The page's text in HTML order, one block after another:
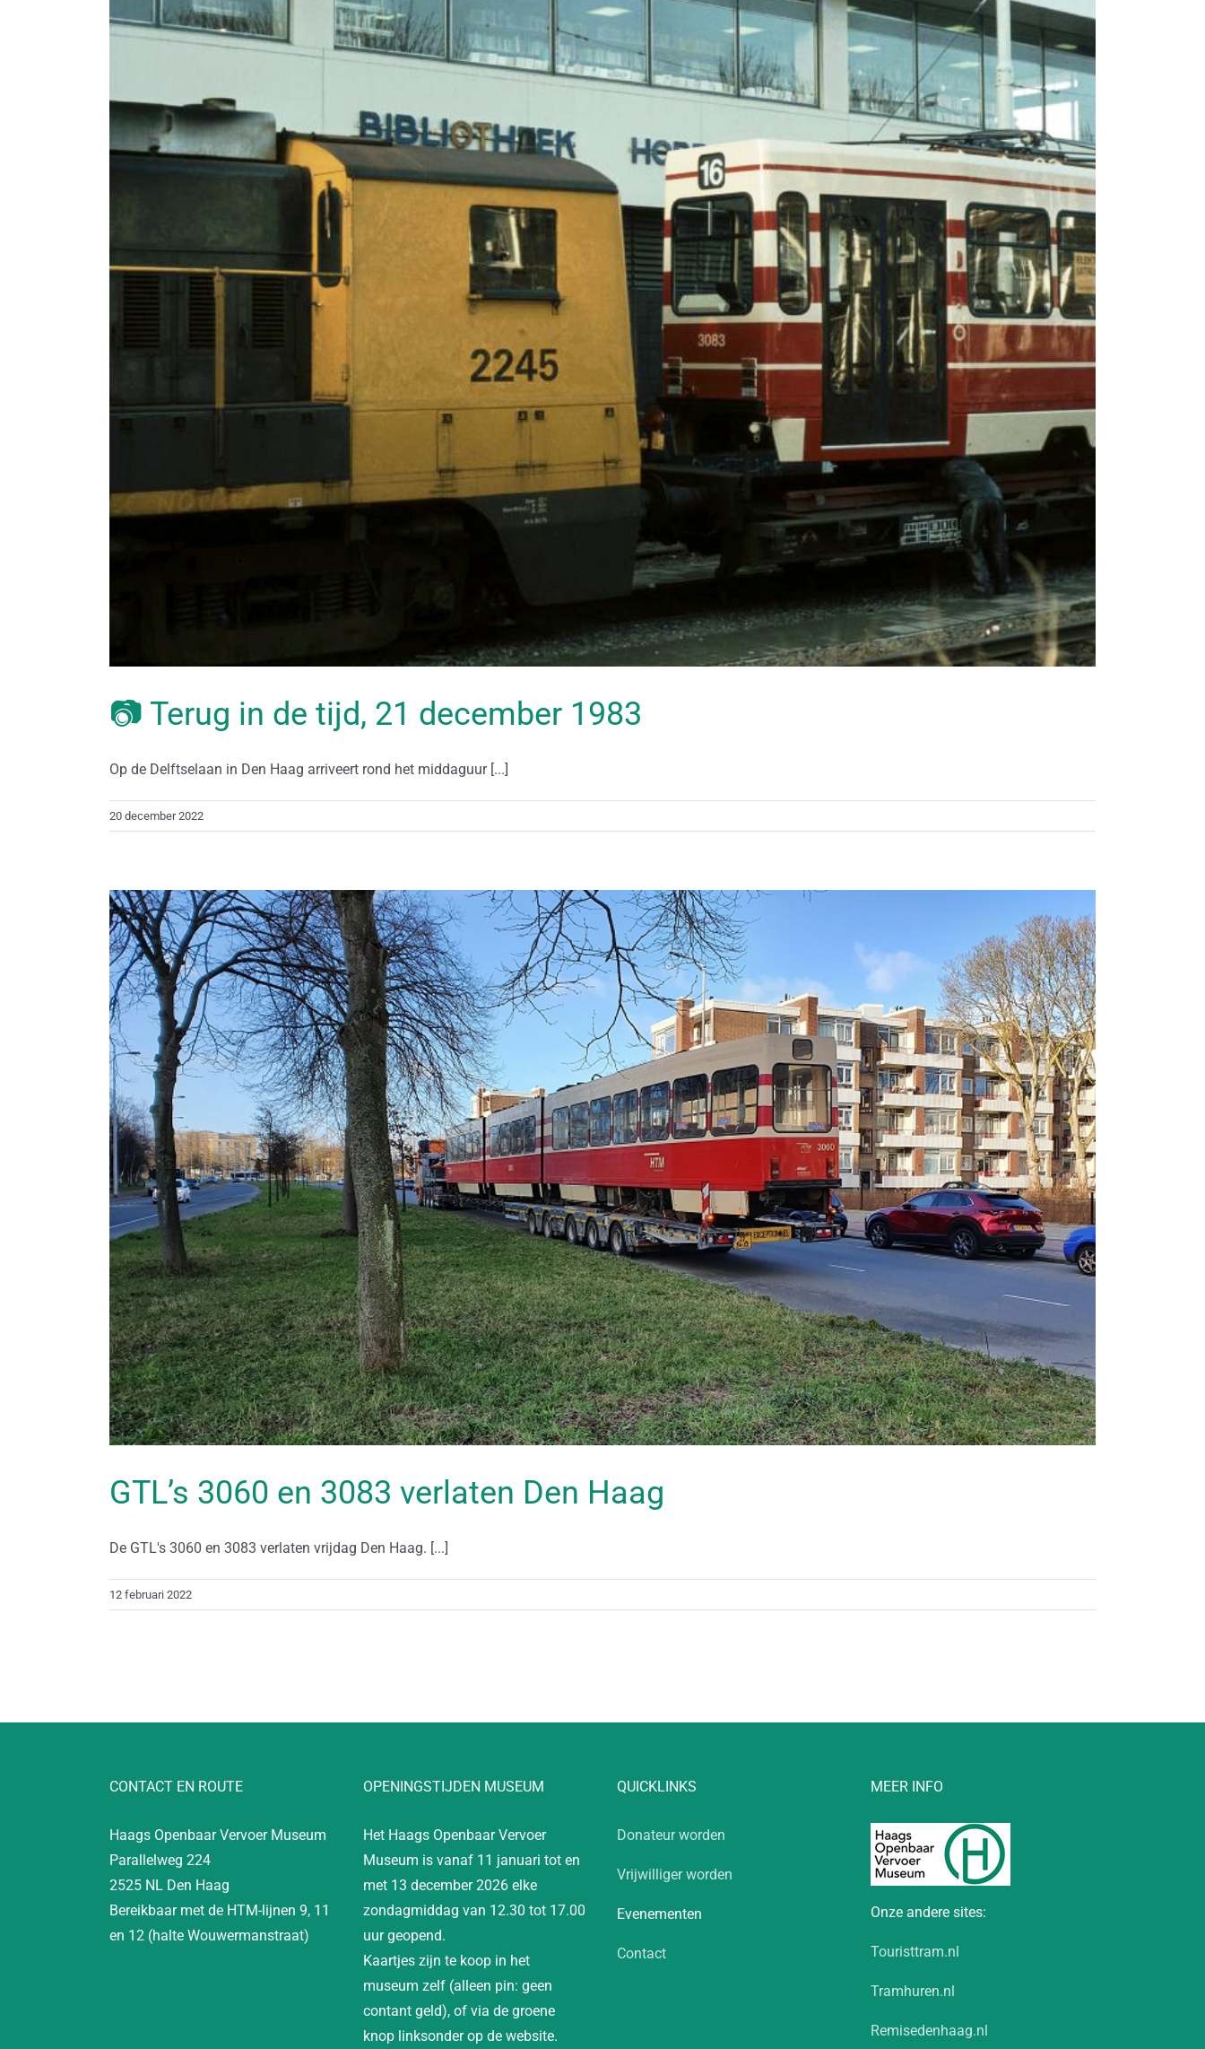
📷 Terug in de tijd, 21 december 1983
Op de Delftselaan in Den Haag arriveert rond het middaguur [...]
20 december 2022
GTL’s 3060 en 3083 verlaten Den Haag
De GTL's 3060 en 3083 verlaten vrijdag Den Haag. [...]
12 februari 2022
CONTACT EN ROUTE
Haags Openbaar Vervoer Museum
Parallelweg 224
2525 NL Den Haag
Bereikbaar met de HTM-lijnen 9, 11
en 12 (halte Wouwermanstraat)
OPENINGSTIJDEN MUSEUM
Het Haags Openbaar Vervoer
Museum is vanaf 11 januari tot en
met 13 december 2026 elke
zondagmiddag van 12.30 tot 17.00
uur geopend.
Kaartjes zijn te koop in het
museum zelf (alleen pin: geen
contant geld), of via de groene
knop linksonder op de website.
QUICKLINKS
Donateur worden
Vrijwilliger worden
Evenementen
Contact
MEER INFO
Onze andere sites:
Touristtram.nl
Tramhuren.nl
Remisedenhaag.nl